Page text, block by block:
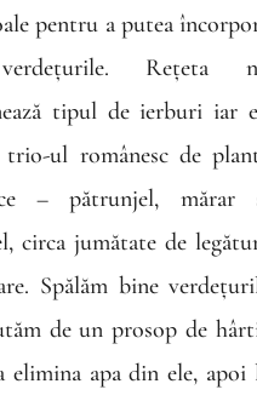
pentru a putea
Rețeta
tipul de ierburi iar
trio-ul românesc de
– pătrunjel, mărar
circa jumătate de
Spălăm bine
de un prosop de
elimina apa din ele, apoi